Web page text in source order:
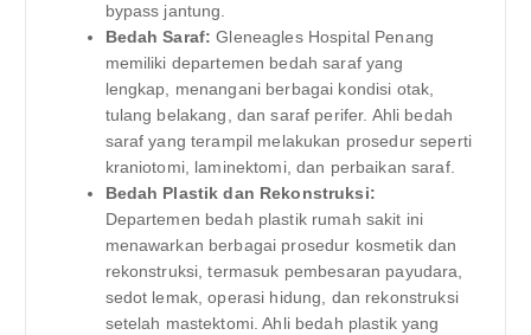
bypass jantung.
Bedah Saraf: Gleneagles Hospital Penang
memiliki departemen bedah saraf yang
lengkap, menangani berbagai kondisi otak,
tulang belakang, dan saraf perifer. Ahli bedah
saraf yang terampil melakukan prosedur seperti
kraniotomi, laminektomi, dan perbaikan saraf.
Bedah Plastik dan Rekonstruksi:
Departemen bedah plastik rumah sakit ini
menawarkan berbagai prosedur kosmetik dan
rekonstruksi, termasuk pembesaran payudara,
sedot lemak, operasi hidung, dan rekonstruksi
setelah mastektomi. Ahli bedah plastik yang